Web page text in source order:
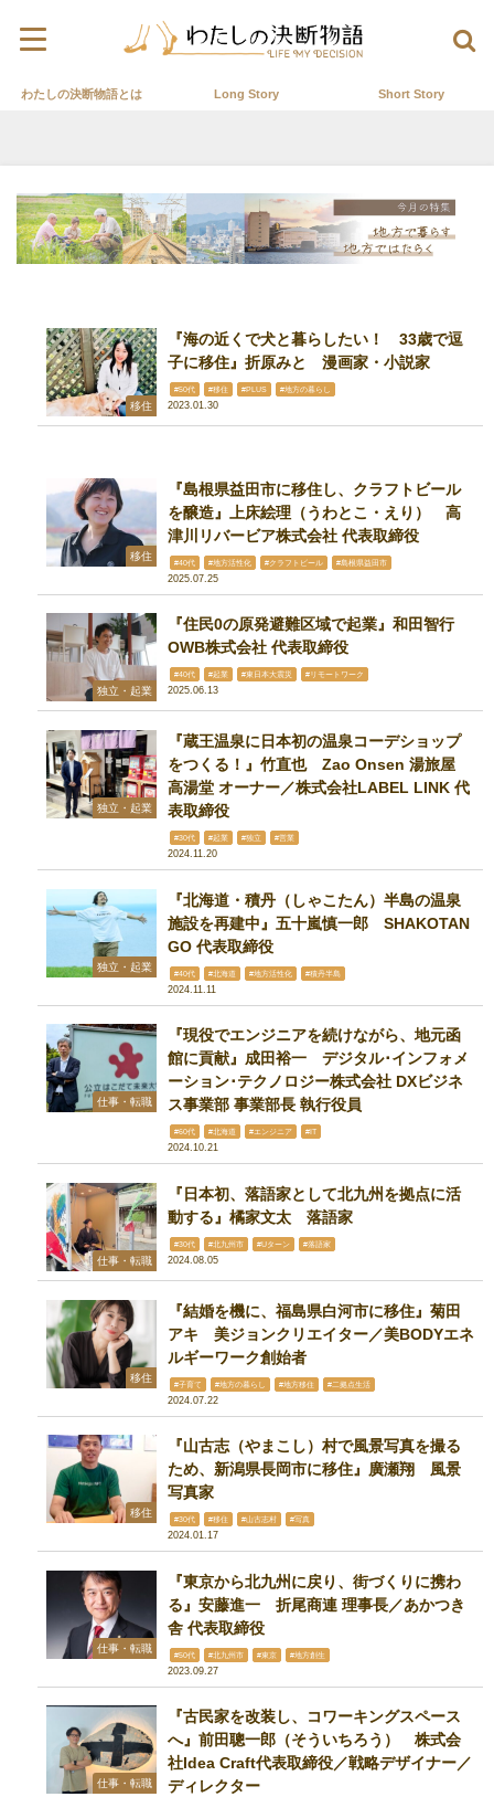
わたしの決断物語とは Long Story Short Story
移住
『海の近くで犬と暮らしたい！ 33歳で逗
子に移住』折原みと 漫画家・小説家
#50代 #移住 #PLUS #地方の暮らし
2023.01.30
移住
『島根県益田市に移住し、クラフトビール
を醸造』上床絵理（うわとこ・えり） 高
津川リバービア株式会社 代表取締役
#40代 #地方活性化 #クラフトビール #島根県益田市
2025.07.25
独立・起業
『住民0の原発避難区域で起業』和田智行
OWB株式会社 代表取締役
#40代 #起業 #東日本大震災 #リモートワーク
2025.06.13
独立・起業
『蔵王温泉に日本初の温泉コーデショップ
をつくる！』竹直也 Zao Onsen 湯旅屋
高湯堂 オーナー／株式会社LABEL LINK 代
表取締役
#30代 #起業 #独立 #営業
2024.11.20
独立・起業
『北海道・積丹（しゃこたん）半島の温泉
施設を再建中』五十嵐慎一郎 SHAKOTAN
GO 代表取締役
#40代 #北海道 #地方活性化 #積丹半島
2024.11.11
仕事・転職
『現役でエンジニアを続けながら、地元函
館に貢献』成田裕一 デジタル･インフォメ
ーション･テクノロジー株式会社 DXビジネ
ス事業部 事業部長 執行役員
#60代 #北海道 #エンジニア #IT
2024.10.21
仕事・転職
『日本初、落語家として北九州を拠点に活
動する』橘家文太 落語家
#30代 #北九州市 #Uターン #落語家
2024.08.05
移住
『結婚を機に、福島県白河市に移住』菊田
アキ 美ジョンクリエイター／美BODYエネ
ルギーワーク創始者
#子育て #地方の暮らし #地方移住 #二拠点生活
2024.07.22
移住
『山古志（やまこし）村で風景写真を撮る
ため、新潟県長岡市に移住』廣瀬翔 風景
写真家
#30代 #移住 #山古志村 #写真
2024.01.17
仕事・転職
『東京から北九州に戻り、街づくりに携わ
る』安藤進一 折尾商連 理事長／あかつき
舎 代表取締役
#50代 #北九州市 #東京 #地方創生
2023.09.27
仕事・転職
『古民家を改装し、コワーキングスペース
へ』前田聰一郎（そういちろう） 株式会
社Idea Craft代表取締役／戦略デザイナー／
ディレクター